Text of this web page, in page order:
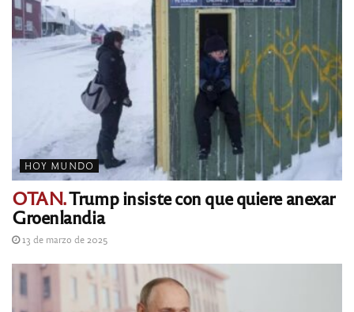
HOY MUNDO
OTAN.Trump insiste con que quiere anexar
Groenlandia
13 de marzo de 2025